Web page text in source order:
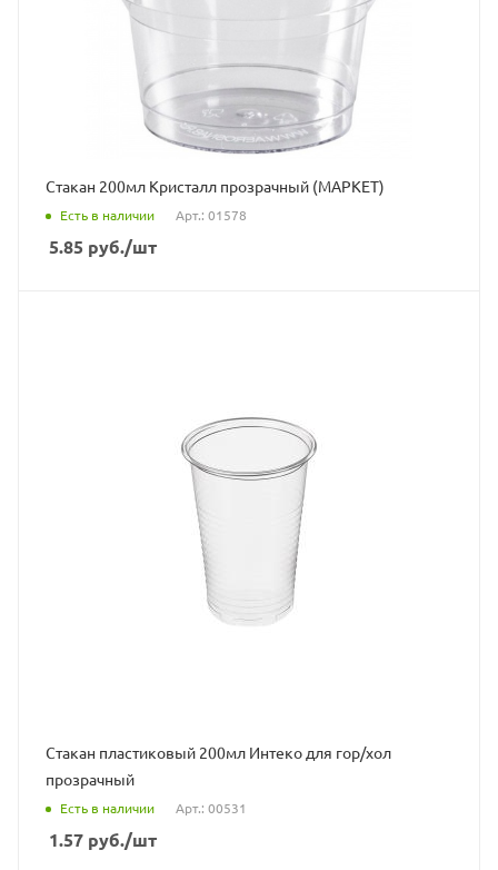
Стакан 200мл Кристалл прозрачный (МАРКЕТ)
Есть в наличии Арт.: 01578
5.85 руб./шт
Стакан пластиковый 200мл Интеко для гор/хол
прозрачный
Есть в наличии Арт.: 00531
1.57 руб./шт